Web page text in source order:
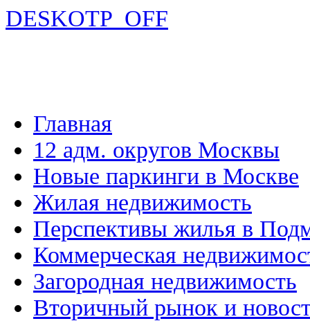
DESKOTP_OFF
Главная
12 адм. округов Москвы
Новые паркинги в Москве
Жилая недвижимость
Перспективы жилья в
Коммерческая
Загородная недвижимость
Вторичный рынок и